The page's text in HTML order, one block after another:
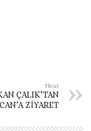
Next
ÇALIK’TAN
ZİYARET